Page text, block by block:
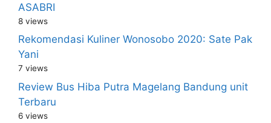
ASABRI
8 views
Rekomendasi Kuliner Wonosobo 2020: Sate Pak
Yani
7 views
Review Bus Hiba Putra Magelang Bandung unit
Terbaru
6 views